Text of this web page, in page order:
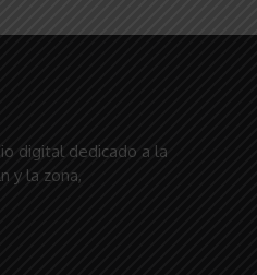
digital dedicado a la
y la zona,